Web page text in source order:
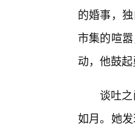
的婚事，
市集的喧
动，他鼓起
谈吐
如月。她